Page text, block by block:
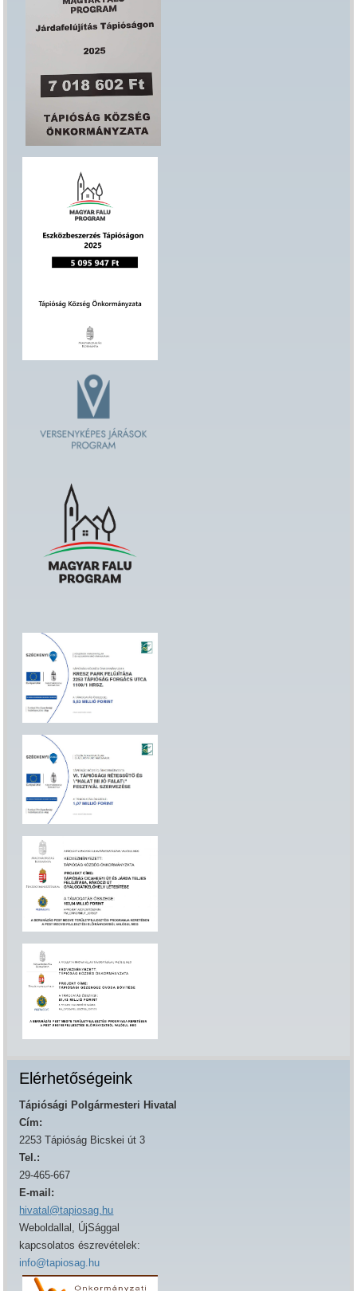
Elérhetőségeink
Tápiósági Polgármesteri Hivatal
Cím:
2253 Tápióság Bicskei út 3
Tel.:
29-465-667
E-mail:
hivatal@tapiosag.hu
Weboldallal, ÚjSággal
kapcsolatos észrevételek:
info@tapiosag.hu